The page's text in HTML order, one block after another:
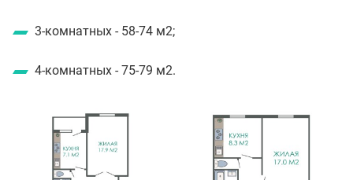
3-комнатных - 58-74 м2;
4-комнатных - 75-79 м2.